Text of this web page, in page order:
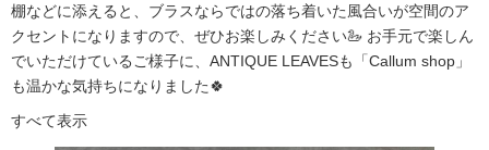
棚などに添えると、ブラスならではの落ち着いた風合いが空間のア
クセントになりますので、ぜひお楽しみください🦢 お手元で楽しん
でいただけているご様子に、ANTIQUE LEAVESも「Callum shop」
も温かな気持ちになりました🍀
すべて表示